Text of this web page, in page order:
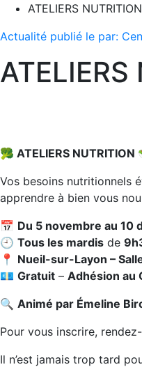
ATELIERS NUTRITION
Actualité publié le par:
ATELIERS
🥦 ATELIERS NUTRITION
Vos besoins nutritionnels
apprendre à bien vous
📅 Du 5 novembre au 10
🕘 Tous les mardis de
📍 Nueil-sur-Layon –
💶 Gratuit – Adhésion au
🔍 Animé par Émeline
Pour vous inscrire,
Il n’est jamais trop tard